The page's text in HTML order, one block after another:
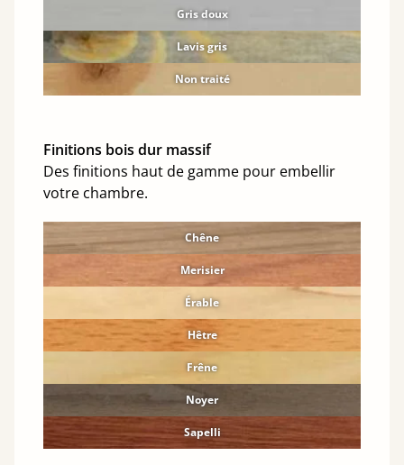
Gris doux
Lavis gris
Non traité
Finitions bois dur massif
Des finitions haut de gamme pour embellir
votre chambre.
Chêne
Merisier
Érable
Hêtre
Frêne
Noyer
Sapelli